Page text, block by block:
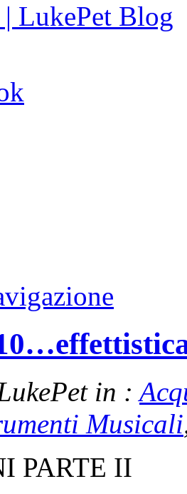
LukePet Blog
in :
Musicali
PARTE II